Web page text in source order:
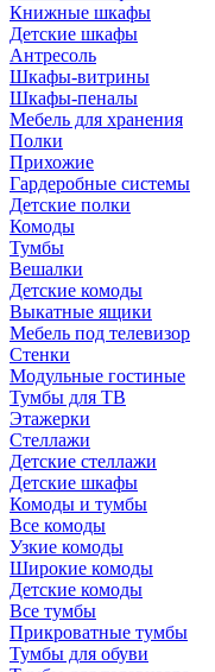
Книжные шкафы
Детские шкафы
Антресоль
Шкафы-витрины
Шкафы-пеналы
Мебель для хранения
Полки
Прихожие
Гардеробные системы
Детские полки
Комоды
Тумбы
Вешалки
Детские комоды
Выкатные ящики
Мебель под телевизор
Стенки
Модульные гостиные
Тумбы для ТВ
Этажерки
Стеллажи
Детские стеллажи
Детские шкафы
Комоды и тумбы
Все комоды
Узкие комоды
Широкие комоды
Детские комоды
Все тумбы
Прикроватные тумбы
Тумбы для обуви